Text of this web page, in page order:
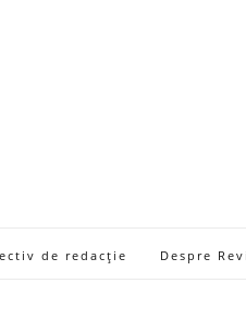
de redacție Despre